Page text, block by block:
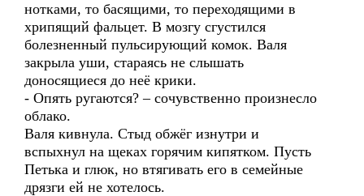
нотками, то басящими, то переходящими в
хрипящий фальцет. В мозгу сгустился
болезненный пульсирующий комок. Валя
закрыла уши, стараясь не слышать
доносящиеся до неё крики.
- Опять ругаются? – сочувственно произнесло
облако.
Валя кивнула. Стыд обжёг изнутри и
вспыхнул на щеках горячим кипятком. Пусть
Петька и глюк, но втягивать его в семейные
дрязги ей не хотелось.